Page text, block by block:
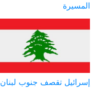
المسيرة
إسرائيل تقصف جنوب لبنان